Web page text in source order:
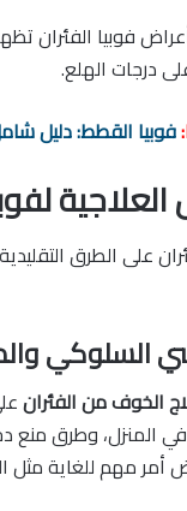
فوبيا الفئران
درجات الهلع.
فوبيا القطط: دليل
على الطرق
الخوف من الفئران
في المنزل، وطرق
أمر مهم للغاية مثل